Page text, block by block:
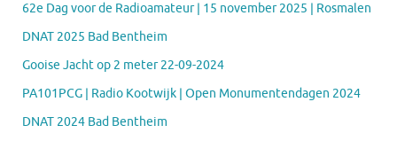
62e Dag voor de Radioamateur | 15 november 2025 | Rosmalen
DNAT 2025 Bad Bentheim
Gooise Jacht op 2 meter 22-09-2024
PA101PCG | Radio Kootwijk | Open Monumentendagen 2024
DNAT 2024 Bad Bentheim